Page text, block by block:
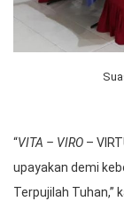
“VITA – VIRO –
upayakan demi
Terpujilah Tuhan,”